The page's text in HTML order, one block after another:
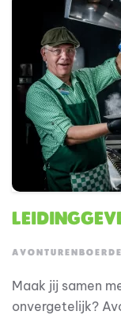
Maak jij samen
onvergetelijk?